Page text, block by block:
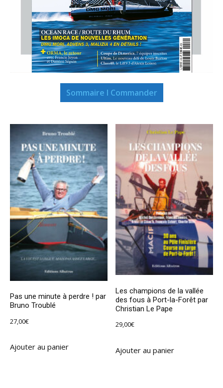
Sommaire I Commander
Pas une minute à perdre ! par
Bruno Troublé
27,00€
Ajouter au panier
Les champions de la vallée
des fous à Port-la-Forêt par
Christian Le Pape
29,00€
Ajouter au panier